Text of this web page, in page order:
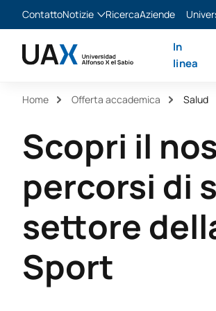
ContattoNotizie
Notizie
RicercaAziende
XTART
In
linea
Home Offerta accademica Salud
Scopri il
percorsi di
settore
Sport